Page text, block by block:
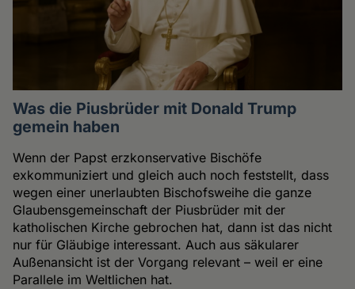
Was die Piusbrüder mit Donald Trump
gemein haben
Wenn der Papst erzkonservative Bischöfe
exkommuniziert und gleich auch noch feststellt, dass
wegen einer unerlaubten Bischofsweihe die ganze
Glaubensgemeinschaft der Piusbrüder mit der
katholischen Kirche gebrochen hat, dann ist das nicht
nur für Gläubige interessant. Auch aus säkularer
Außenansicht ist der Vorgang relevant – weil er eine
Parallele im Weltlichen hat.